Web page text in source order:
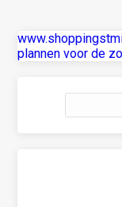
plannen voor de